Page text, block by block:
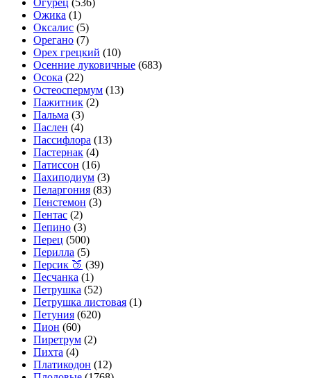
Огурец (536)
Ожика (1)
Оксалис (5)
Орегано (7)
Орех грецкий (10)
Осенние луковичные (683)
Осока (22)
Остеоспермум (13)
Пажитник (2)
Пальма (3)
Паслен (4)
Пассифлора (13)
Пастернак (4)
Патиссон (16)
Пахиподиум (3)
Пеларгония (83)
Пенстемон (3)
Пентас (2)
Пепино (3)
Перец (500)
Перилла (5)
Персик 🍑 (39)
Песчанка (1)
Петрушка (52)
Петрушка листовая (1)
Петуния (620)
Пион (60)
Пиретрум (2)
Пихта (4)
Платикодон (12)